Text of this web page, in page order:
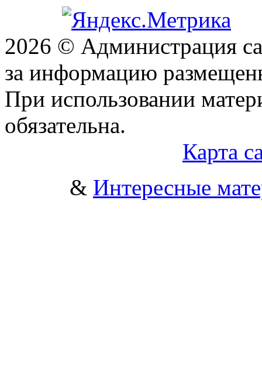
2026 © Администрация
за информацию
При использовании
обязательна.
Карта
& Интересные